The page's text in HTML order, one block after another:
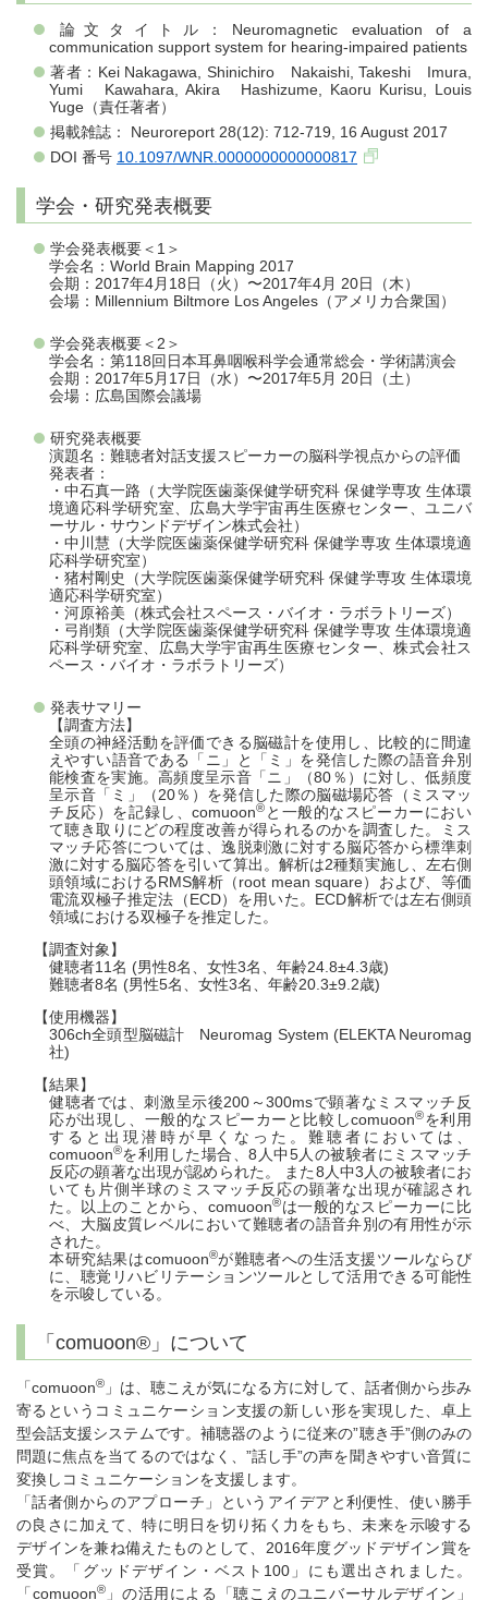
論文タイトル：Neuromagnetic evaluation of a
communication support system for hearing-impaired patients
著者：Kei Nakagawa, Shinichiro Nakaishi, Takeshi Imura,
Yumi Kawahara, Akira Hashizume, Kaoru Kurisu, Louis
Yuge（責任著者）
掲載雑誌： Neuroreport 28(12): 712-719, 16 August 2017
DOI 番号 10.1097/WNR.0000000000000817
学会・研究発表概要
学会発表概要＜1＞
学会名：World Brain Mapping 2017
会期：2017年4月18日（火）〜2017年4月 20日（木）
会場：Millennium Biltmore Los Angeles（アメリカ合衆国）
学会発表概要＜2＞
学会名：第118回日本耳鼻咽喉科学会通常総会・学術講演会
会期：2017年5月17日（水）〜2017年5月 20日（土）
会場：広島国際会議場
研究発表概要
演題名：難聴者対話支援スピーカーの脳科学視点からの評価
発表者：
・中石真一路（大学院医歯薬保健学研究科 保健学専攻 生体環
境適応科学研究室、広島大学宇宙再生医療センター、ユニバ
ーサル・サウンドデザイン株式会社）
・中川慧（大学院医歯薬保健学研究科 保健学専攻 生体環境適
応科学研究室）
・猪村剛史（大学院医歯薬保健学研究科 保健学専攻 生体環境
適応科学研究室）
・河原裕美（株式会社スペース・バイオ・ラボラトリーズ）
・弓削類（大学院医歯薬保健学研究科 保健学専攻 生体環境適
応科学研究室、広島大学宇宙再生医療センター、株式会社ス
ペース・バイオ・ラボラトリーズ）
発表サマリー
【調査方法】
全頭の神経活動を評価できる脳磁計を使用し、比較的に間違
えやすい語音である「ニ」と「ミ」を発信した際の語音弁別
能検査を実施。高頻度呈示音「ニ」（80％）に対し、低頻度
呈示音「ミ」（20％）を発信した際の脳磁場応答（ミスマッ
チ反応）を記録し、comuoon® と一般的なスピーカーにおい
て聴き取りにどの程度改善が得られるのかを調査した。ミス
マッチ応答については、逸脱刺激に対する脳応答から標準刺
激に対する脳応答を引いて算出。解析は2種類実施し、左右側
頭領域におけるRMS解析（root mean square）および、等価
電流双極子推定法（ECD）を用いた。ECD解析では左右側頭
領域における双極子を推定した。
【調査対象】
健聴者11名 (男性8名、女性3名、年齢24.8±4.3歳)
難聴者8名 (男性5名、女性3名、年齢20.3±9.2歳)
【使用機器】
306ch全頭型脳磁計 Neuromag System (ELEKTA Neuromag
社)
【結果】
健聴者では、刺激呈示後200～300msで顕著なミスマッチ反
応が出現し、一般的なスピーカーと比較しcomuoon®を利用
すると出現潜時が早くなった。難聴者においては、
comuoon®を利用した場合、8人中5人の被験者にミスマッチ
反応の顕著な出現が認められた。 また8人中3人の被験者にお
いても片側半球のミスマッチ反応の顕著な出現が確認され
た。以上のことから、comuoon®は一般的なスピーカーに比
べ、大脳皮質レベルにおいて難聴者の語音弁別の有用性が示
された。
本研究結果はcomuoon®が難聴者への生活支援ツールならび
に、聴覚リハビリテーションツールとして活用できる可能性
を示唆している。
「comuoon®」について
「comuoon® 」は、聴こえが気になる方に対して、話者側から歩み
寄るというコミュニケーション支援の新しい形を実現した、卓上
型会話支援システムです。補聴器のように従来の”聴き手”側のみの
問題に焦点を当てるのではなく、”話し手”の声を聞きやすい音質に
変換しコミュニケーションを支援します。
「話者側からのアプローチ」というアイデアと利便性、使い勝手
の良さに加えて、特に明日を切り拓く力をもち、未来を示唆する
デザインを兼ね備えたものとして、2016年度グッドデザイン賞を
受賞。「グッドデザイン・ベスト100」にも選出されました。
「comuoon®」の活用による「聴こえのユニバーサルデザイン」